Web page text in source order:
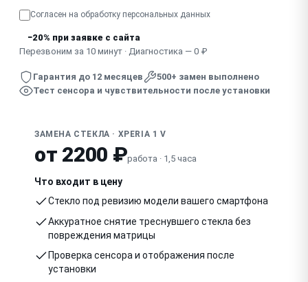
Согласен на обработку персональных данных
−20% при заявке с сайта
Перезвоним за 10 минут · Диагностика — 0 ₽
Гарантия до 12 месяцев
500+ замен выполнено
Тест сенсора и чувствительности после установки
ЗАМЕНА СТЕКЛА · XPERIA 1 V
от 2200 ₽работа · 1,5 часа
Что входит в цену
Стекло под ревизию модели вашего смартфона
Аккуратное снятие треснувшего стекла без
повреждения матрицы
Проверка сенсора и отображения после
установки